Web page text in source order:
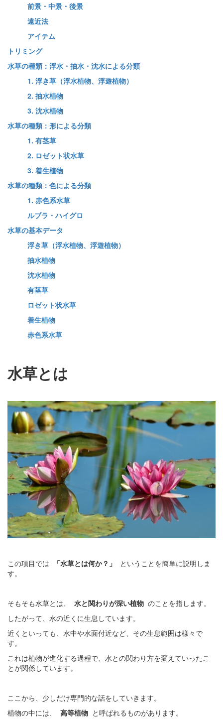
前景・中景・後景
遠近法
アイテム
トリミング
水草の種類：浮水・抽水・沈水による分類
1. 浮き草（浮水植物、浮遊植物）
2. 抽水植物
3. 沈水植物
水草の種類：形による分類
1. 有茎草
2. ロゼット状水草
3. 着生植物
水草の種類：色による分類
1. 赤色系水草
ルブラ・ハイグロ
水草の基本データ
浮き草（浮水植物、浮遊植物）
抽水植物
沈水植物
有茎草
ロゼット状水草
着生植物
赤色系水草
水草とは
この項目では 「水草とは何か？」 ということを簡単に説明しま
す。
そもそも水草とは、 水と関わりが深い植物 のことを指します。
したがって、水の近くに生息しています。
近くといっても、水中や水面付近など、その生息範囲は様々で
す。
これは植物が進化する過程で、水との関わり方を変えていったこ
とが関係しています。
ここから、少しだけ専門的な話をしていきます。
植物の中には、 高等植物 と呼ばれるものがあります。